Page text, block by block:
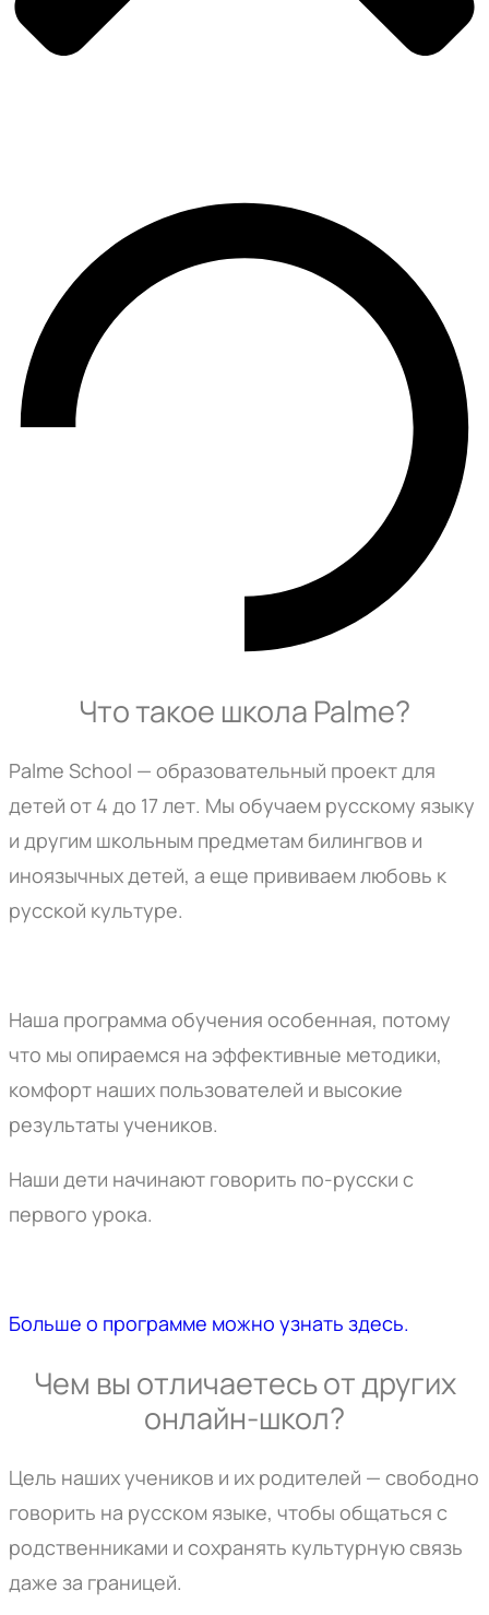
Что такое школа Palme?
Palme School — образовательный проект для
детей от 4 до 17 лет. Мы обучаем русскому языку
и другим школьным предметам билингвов и
иноязычных детей, а еще прививаем любовь к
русской культуре.
Наша программа обучения особенная, потому
что мы опираемся на эффективные методики,
комфорт наших пользователей и высокие
результаты учеников.
Наши дети начинают говорить по-русски с
первого урока.
Больше о программе можно узнать здесь.
Чем вы отличаетесь от других
онлайн-школ?
Цель наших учеников и их родителей — свободно
говорить на русском языке, чтобы общаться с
родственниками и сохранять культурную связь
даже за границей.